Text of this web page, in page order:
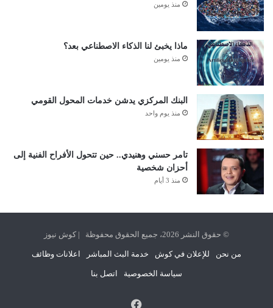
منذ يومين
ماذا يخبئ لنا الذكاء الاصطناعي بعد؟
منذ يومين
البنك المركزي يدشن خدمات المحول القومي
منذ يوم واحد
تامر حسني وهنيدي.. حين تتحول الأفراح الفنية إلى
أحزان شخصية
منذ 3 أيام
© حقوق النشر 2026، جميع الحقوق محفوظة | كوش نيوز
من نحن للإعلان في كوش خدمة البث المباشر اعلانات وظائف
سياسة الخصوصية اتصل بنا